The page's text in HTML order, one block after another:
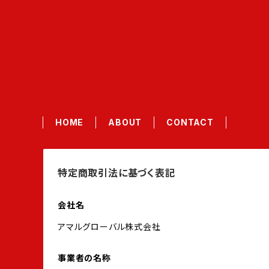
HOME ABOUT CONTACT
特定商取引法に基づく表記
会社名
アマルグローバル株式会社
事業者の名称